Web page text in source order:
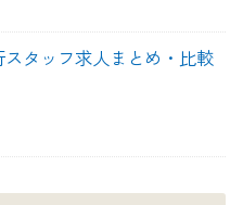
タッフ求人まとめ・比較